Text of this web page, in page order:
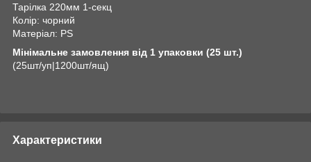
Тарілка 220мм 1-секц
Колір: чорний
Матеріал: PS
Мінімальне замовлення від 1 упаковки (25 шт.)
(25шт/уп|1200шт/ящ)
Характеристики